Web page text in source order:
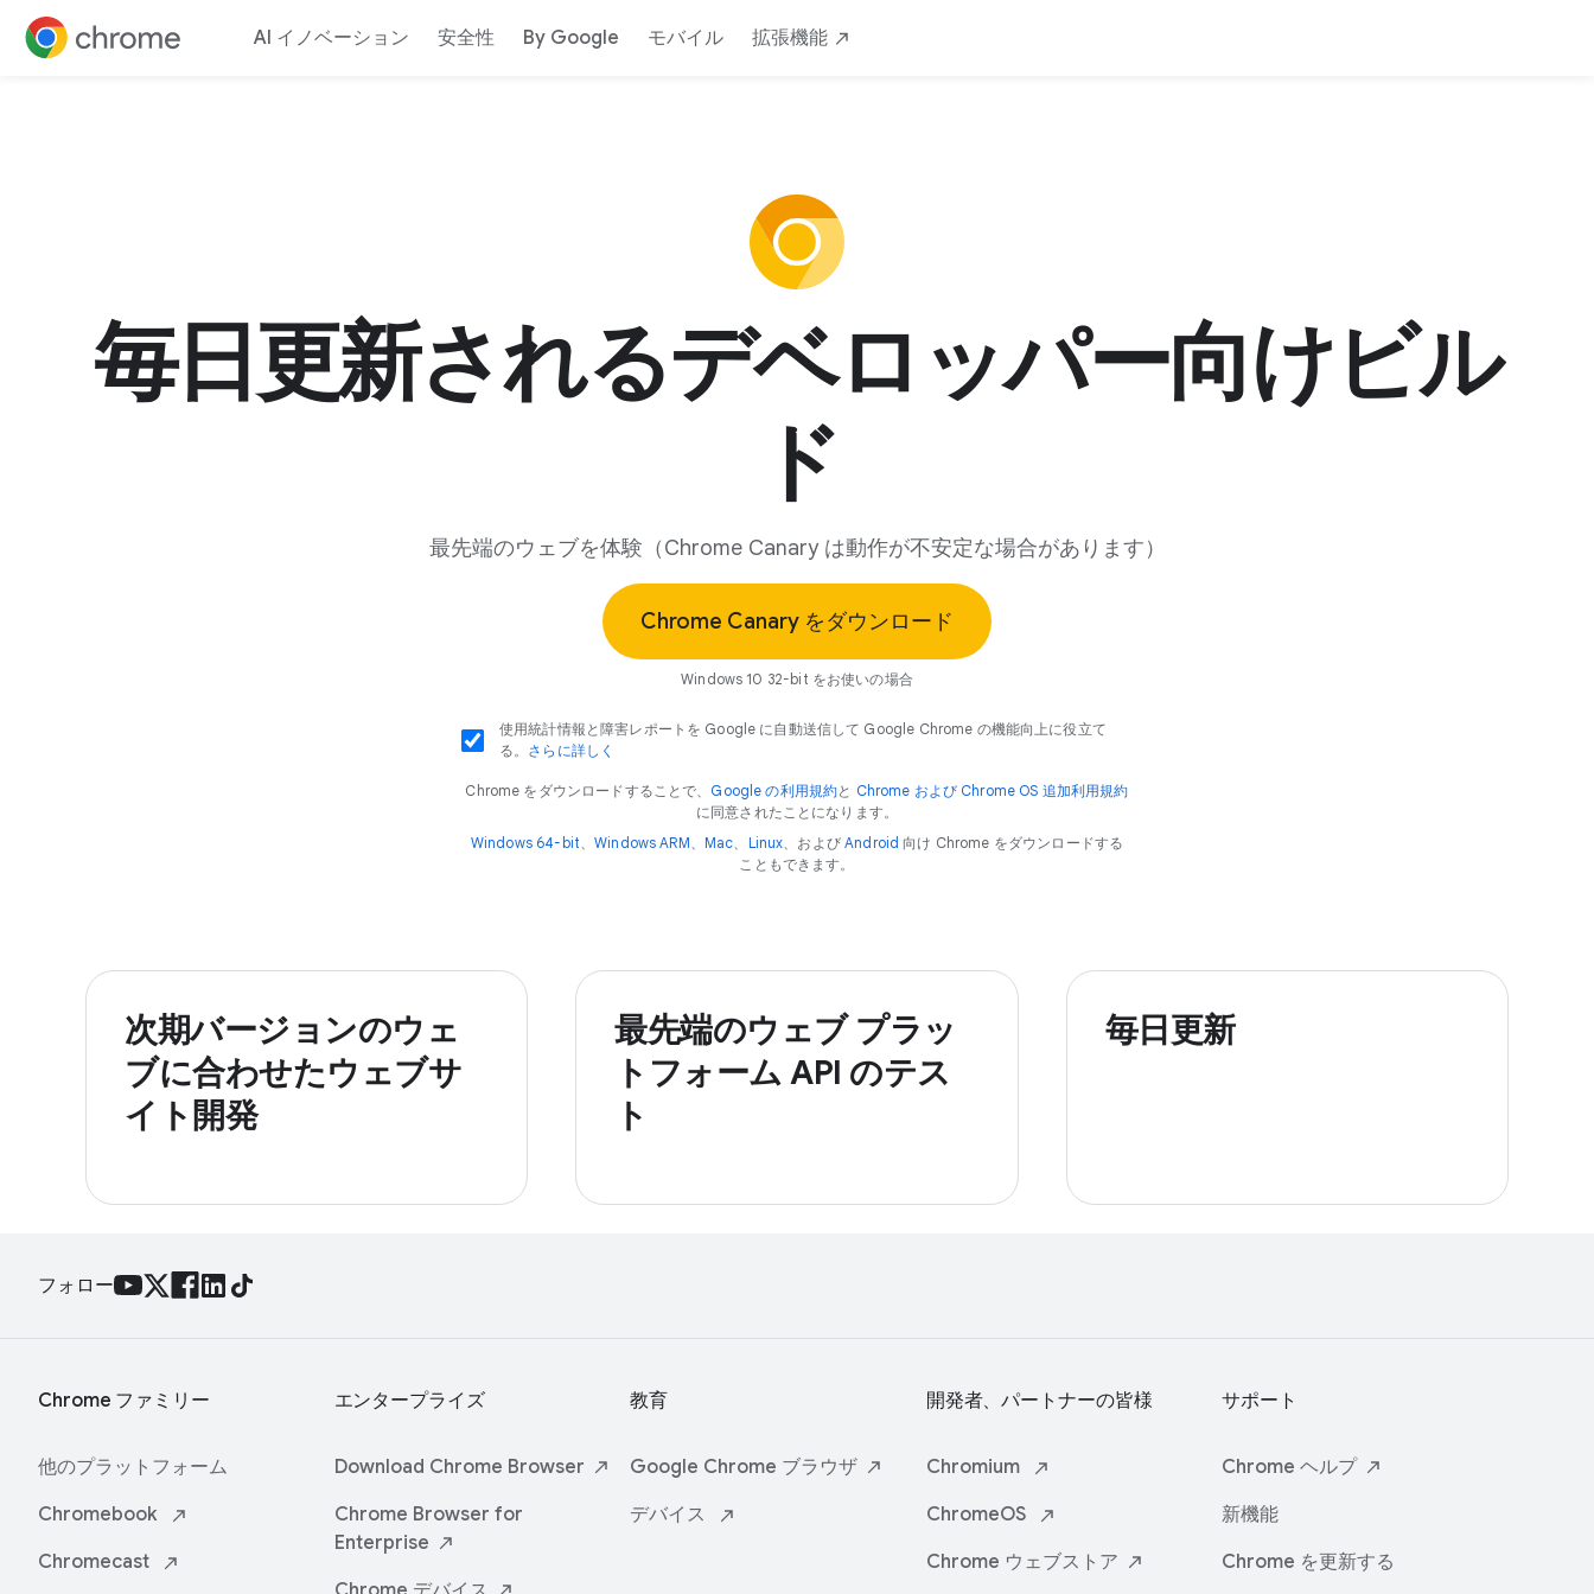
AI イノベーション 安全性 By Google モバイル 拡張機能
毎日更新されるデベロッパー向けビル
ド
最先端のウェブを体験（Chrome Canary は動作が不安定な場合があります）
Chrome Canary をダウンロード
Windows 10 32-bit をお使いの場合
使用統計情報と障害レポートを Google に自動送信して Google Chrome の機能向上に役立て
る。 さらに詳しく
Chrome をダウンロードすることで、 Google の利用規約と Chrome および Chrome OS 追加利用規約
に同意されたことになります。
Windows 64-bit、Windows ARM、 Mac、 Linux、およびAndroid 向け Chrome をダウンロードする
こともできます。
次期バージョンのウェ
ブに合わせたウェブサ
イト開発
最先端のウェブ プラッ
トフォーム API のテス
ト
毎日更新
フォロー
Chrome ファミリー
他のプラットフォーム
Chromebook
Chromecast
エンタープライズ
Download Chrome Browser
Chrome Browser for
Enterprise
教育
Google Chrome ブラウザ
デバイス
開発者、パートナーの皆様
Chromium
ChromeOS
Chrome ウェブストア
サポート
Chromeヘルプ
新機能
Chrome を更新する